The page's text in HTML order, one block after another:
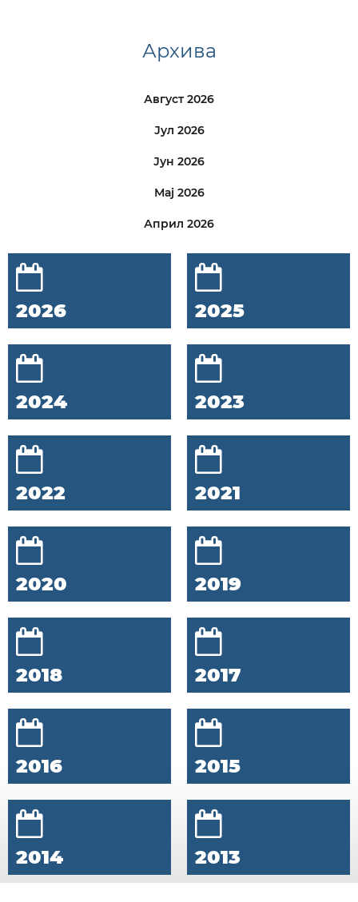
Архива
Август 2026
Јул 2026
Јун 2026
Мај 2026
Април 2026
2026 2025
2024 2023
2022 2021
2020 2019
2018 2017
2016 2015
2014 2013